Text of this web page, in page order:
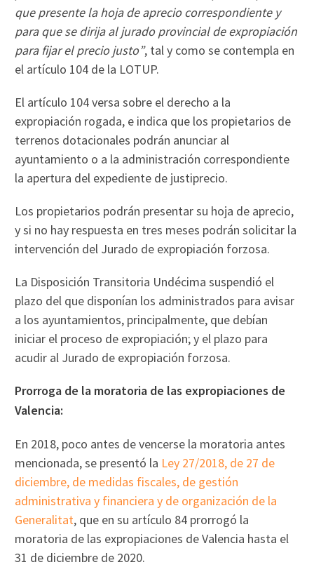
que presente la hoja de aprecio correspondiente y
para que se dirija al jurado provincial de expropiación
para fijar el precio justo”, tal y como se contempla en
el artículo 104 de la LOTUP.
El artículo 104 versa sobre el derecho a la
expropiación rogada, e indica que los propietarios de
terrenos dotacionales podrán anunciar al
ayuntamiento o a la administración correspondiente
la apertura del expediente de justiprecio.
Los propietarios podrán presentar su hoja de aprecio,
y si no hay respuesta en tres meses podrán solicitar la
intervención del Jurado de expropiación forzosa.
La Disposición Transitoria Undécima suspendió el
plazo del que disponían los administrados para avisar
a los ayuntamientos, principalmente, que debían
iniciar el proceso de expropiación; y el plazo para
acudir al Jurado de expropiación forzosa.
Prorroga de la moratoria de las expropiaciones de
Valencia:
En 2018, poco antes de vencerse la moratoria antes
mencionada, se presentó la Ley 27/2018, de 27 de
diciembre, de medidas fiscales, de gestión
administrativa y financiera y de organización de la
Generalitat, que en su artículo 84 prorrogó la
moratoria de las expropiaciones de Valencia hasta el
31 de diciembre de 2020.